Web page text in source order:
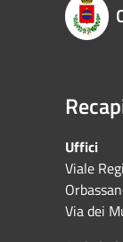
Uffici
Viale
Via dei